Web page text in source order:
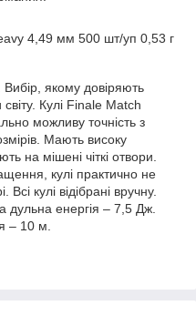
4,49 мм 500 шт/уп 0,53 г
якому довіряють
Кулі Finale Match
можливу точність з
Мають високу
на мішені чіткі отвори.
кулі практично не
кулі відібрані вручну.
дульна енергія – 7,5 Дж.
– 10 м.